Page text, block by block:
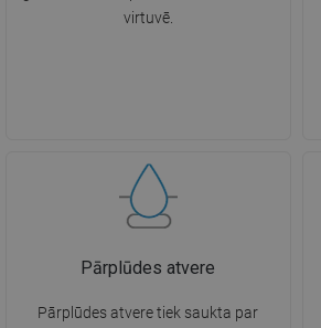
virtuvē.
Pārplūdes atvere
Pārplūdes atvere tiek saukta par